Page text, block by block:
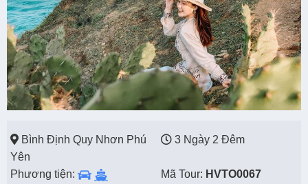
Bình Định Quy Nhơn Phú
Yên
3 Ngày 2 Đêm
Phương tiện: Mã Tour: HVTO0067